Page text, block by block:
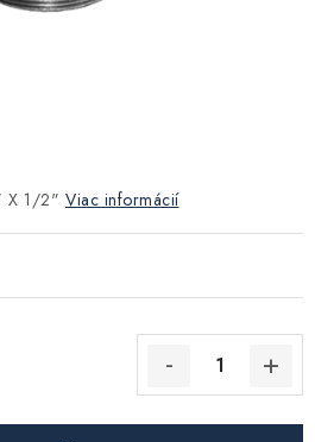
vody
X 1/2" Viac informácií